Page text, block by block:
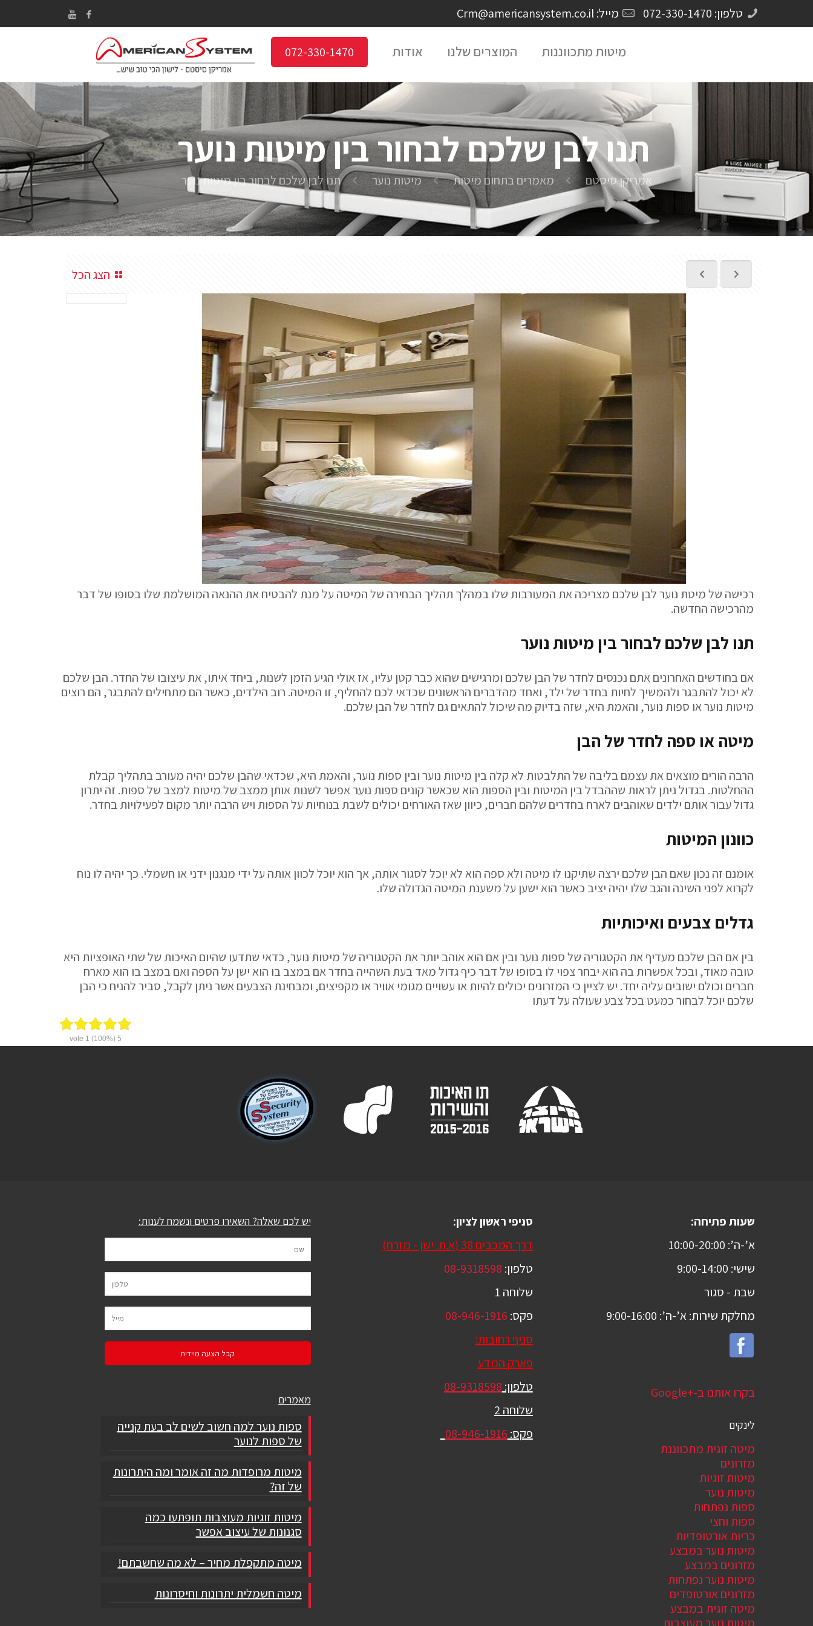
טלפון: 072-330-1470 מייל: Crm@americansystem.co.il
מיטות מתכווננות המוצרים שלנו אודות 072-330-1470
תנו לבן שלכם לבחור בין מיטות נוער
אמריקן סיסטם מאמרים בתחום מיטות מיטות נוער תנו לבן שלכם לבחור בין מיטות נוער
הצג הכל
רכישה של מיטת נוער לבן שלכם מצריכה את המעורבות שלו במהלך תהליך הבחירה של המיטה על מנת להבטיח את ההנאה המושלמת שלו בסופו של דבר
מהרכישה החדשה.
תנו לבן שלכם לבחור בין מיטות נוער
אם בחודשים האחרונים אתם נכנסים לחדר של הבן שלכם ומרגישים שהוא כבר קטן עליו, אז אולי הגיע הזמן לשנות, ביחד איתו, את עיצובו של החדר. הבן שלכם
לא יכול להתבגר ולהמשיך לחיות בחדר של ילד, ואחד מהדברים הראשונים שכדאי לכם להחליף, זו המיטה. רוב הילדים, כאשר הם מתחילים להתבגר, הם רוצים
מיטות נוער או ספות נוער, והאמת היא, שזה בדיוק מה שיכול להתאים גם לחדר של הבן שלכם.
מיטה או ספה לחדר של הבן
הרבה הורים מוצאים את עצמם בליבה של התלבטות לא קלה בין מיטות נוער ובין ספות נוער, והאמת היא, שכדאי שהבן שלכם יהיה מעורב בתהליך קבלת
ההחלטות. בגדול ניתן לראות שההבדל בין המיטות ובין הספות הוא שכאשר קונים ספות נוער אפשר לשנות אותן ממצב של מיטות למצב של ספות. זה יתרון
גדול עבור אותם ילדים שאוהבים לארח בחדרים שלהם חברים, כיוון שאז האורחים יכולים לשבת בנוחיות על הספות ויש הרבה יותר מקום לפעילויות בחדר.
כוונון המיטות
אומנם זה נכון שאם הבן שלכם ירצה שתיקנו לו מיטה ולא ספה הוא לא יוכל לסגור אותה, אך הוא יוכל לכוון אותה על ידי מנגנון ידני או חשמלי. כך יהיה לו נוח
לקרוא לפני השינה והגב שלו יהיה יציב כאשר הוא ישען על משענת המיטה הגדולה שלו.
גדלים צבעים ואיכותיות
בין אם הבן שלכם מעדיף את הקטגוריה של ספות נוער ובין אם הוא אוהב יותר את הקטגוריה של מיטות נוער, כדאי שתדעו שהיום האיכות של שתי האופציות היא
טובה מאוד, ובכל אפשרות בה הוא יבחר צפוי לו בסופו של דבר כיף גדול מאד בעת השהייה בחדר אם במצב בו הוא ישן על הספה ואם במצב בו הוא מארח
חברים וכולם ישובים עליה יחד. יש לציין כי המזרונים יכולים להיות או עשויים מגומי אוויר או מקפיצים, ומבחינת הצבעים אשר ניתן לקבל, סביר להניח כי הבן
שלכם יוכל לבחור כמעט בכל צבע שעולה על דעתו
5
(100%)
1
שעות פתיחה:
א’-ה’: 10:00-20:00
שישי: 9:00-14:00
שבת - סגור
מחלקת שירות: א’-ה’: 9:00-16:00
בקרו אותנו ב-Google+‎
לינקים
מיטה זוגית מתכווננת
מזרונים
מיטות זוגיות
מיטות נוער
ספות נפתחות
ספות וחצי
כריות אורטופדיות
מיטות נוער במבצע
מזרונים במבצע
מיטות נוער נפתחות
מזרונים אורטופדים
מיטה זוגית במבצע
סניפי ראשון לציון:
דרך המכבים 38 (א.ת. ישן - מזרח)
טלפון: 08-9318598
שלוחה 1
פקס: 08-946-1916
סניף רחובות:
פארק המדע
טלפון: 08-9318598
שלוחה 2
פקס: 08-946-1916
יש לכם שאלה? השאירו פרטים ונשמח לענות:
מאמרים
ספות נוער למה חשוב לשים לב בעת קנייה
של ספות לנוער
מיטות מרופדות מה זה אומר ומה היתרונות
של זה?
מיטות זוגיות מעוצבות תופתעו כמה
סגנונות של עיצוב אפשר
מיטה מתקפלת מחיר – לא מה שחשבתם!
מיטה חשמלית יתרונות וחיסרונות